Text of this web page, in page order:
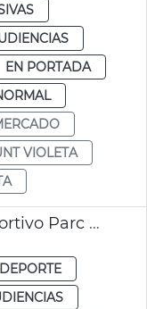
EN PORTADA
VIOLETA
Finalización obras Polideportivo Parc Central València